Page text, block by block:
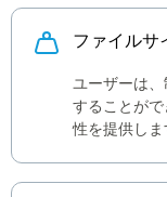
ファイルサ
ユーザーは
することが
性を提供しま